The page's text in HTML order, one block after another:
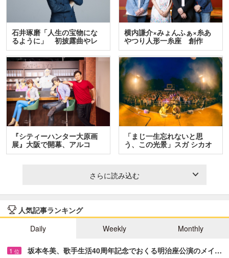
石井琢磨「人生の宝物にな
るように」 初披露曲やレ
ア…
横内謙介×みょんふぁ×糸あ
やつり人形一糸座 創作
人…
『シティーハンター大原画
展』大阪で開幕、アルコ
＆…
「まじ一生忘れないと思
う、この光景」スガ シカオ
と…
さらに読み込む
人気記事ランキング
Daily
Weekly Monthly
1 位 坂本冬美、歌手生活40周年記念でおくる明治座公演のメイ…